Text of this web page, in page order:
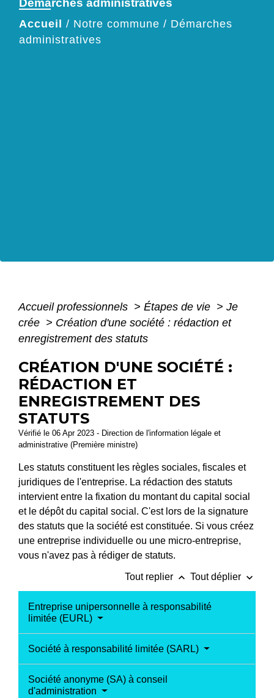
Démarches administratives
Accueil / Notre commune / Démarches
administratives
Accueil professionnels > Étapes de vie > Je
crée > Création d'une société : rédaction et
enregistrement des statuts
CRÉATION D'UNE SOCIÉTÉ :
RÉDACTION ET
ENREGISTREMENT DES
STATUTS
Vérifié le 06 Apr 2023 - Direction de l'information légale et
administrative (Première ministre)
Les statuts constituent les règles sociales, fiscales et
juridiques de l'entreprise. La rédaction des statuts
intervient entre la fixation du montant du capital social
et le dépôt du capital social. C'est lors de la signature
des statuts que la société est constituée. Si vous créez
une entreprise individuelle ou une micro-entreprise,
vous n'avez pas à rédiger de statuts.
Tout replier keyboard_arrow_up Tout déplier keyboard_arrow_down
Entreprise unipersonnelle à responsabilité
limitée (EURL)
Société à responsabilité limitée (SARL)
Société anonyme (SA) à conseil
d'administration